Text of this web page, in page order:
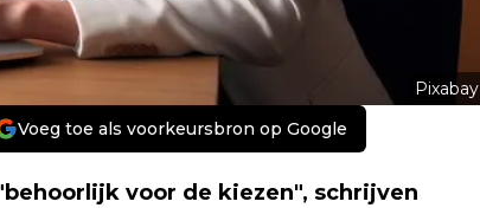
Pixabay
Voeg toe als voorkeursbron op Google
voor de kiezen", schrijven